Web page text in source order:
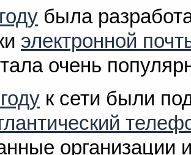
была
электронной
очень
к сети были
организации